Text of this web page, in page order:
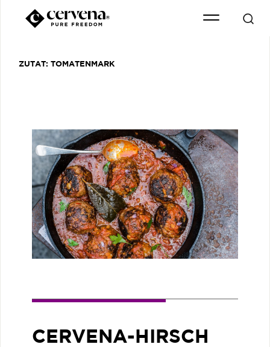
ZUTAT: TOMATENMARK
CERVENA-HIRSCH